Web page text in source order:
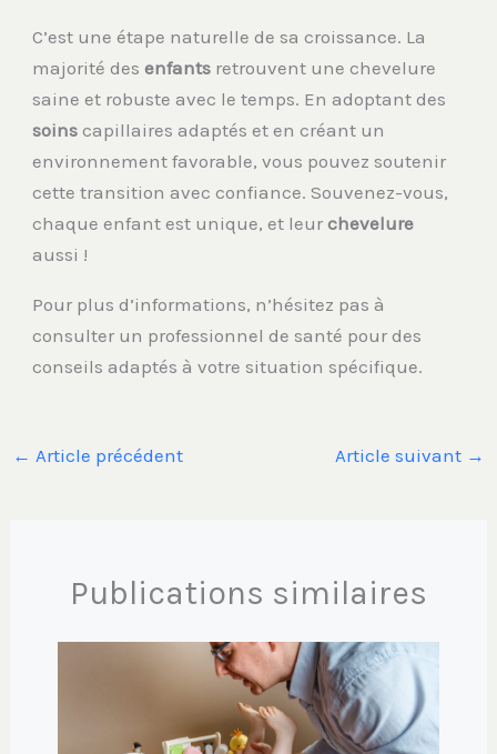
C’est une étape naturelle de sa croissance. La
majorité desenfants retrouvent une chevelure
saine et robuste avec le temps. En adoptant des
soins capillaires adaptés et en créant un
environnement favorable, vous pouvez soutenir
cette transition avec confiance. Souvenez-vous,
chaque enfant est unique, et leurchevelure
aussi !
Pour plus d’informations, n’hésitez pas à
consulter un professionnel de santé pour des
conseils adaptés à votre situation spécifique.
← Article précédent Article suivant →
Publications similaires